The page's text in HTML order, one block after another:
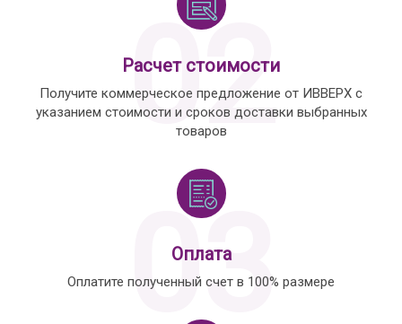
02
Расчет стоимости
Получите коммерческое предложение от ИВВЕРХ с
указанием стоимости и сроков доставки выбранных
товаров
03
Оплата
Оплатите полученный счет в 100% размере